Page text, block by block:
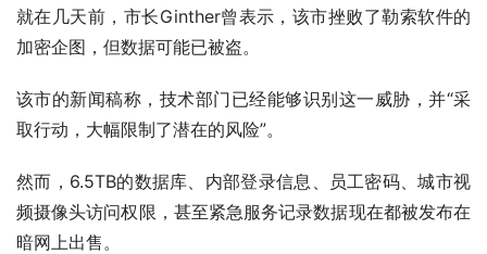
就在几天前，市长Ginther曾表示，该市挫败了勒索软件的
加密企图，但数据可能已被盗。
该市的新闻稿称，技术部门已经能够识别这一威胁，并“采
取行动，大幅限制了潜在的风险”。
然而，6.5TB的数据库、内部登录信息、员工密码、城市视
频摄像头访问权限，甚至紧急服务记录数据现在都被发布在
暗网上出售。